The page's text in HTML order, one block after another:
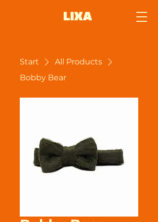
LIXA
Start
All Products
Bobby Bear